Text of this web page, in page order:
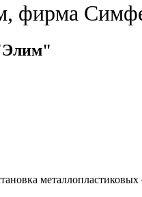
фирма
металлопластиковых